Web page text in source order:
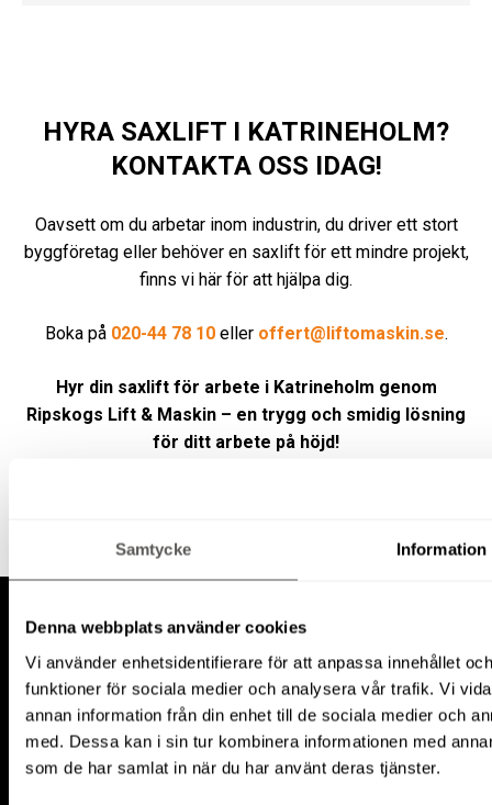
Samtycke Information
Denna webbplats använder cookies
Vi använder enhetsidentifierare för att anpassa innehållet
funktioner för sociala medier och analysera vår trafik. Vi
annan information från din enhet till de sociala medier och
med. Dessa kan i sin tur kombinera informationen med
som de har samlat in när du har använt deras tjänster.
HYRA SAXLIFT I KATRINEHOLM?
KONTAKTA OSS IDAG!
Oavsett om du arbetar inom industrin, du driver ett stort
byggföretag eller behöver en saxlift för ett mindre projekt,
finns vi här för att hjälpa dig.
Boka på 020-44 78 10eller offert@liftomaskin.se.
Hyr din saxlift för arbete i Katrineholm genom
Ripskogs Lift & Maskin – en trygg och smidig lösning
för ditt arbete på höjd!
Kontakt
020-44 78 10